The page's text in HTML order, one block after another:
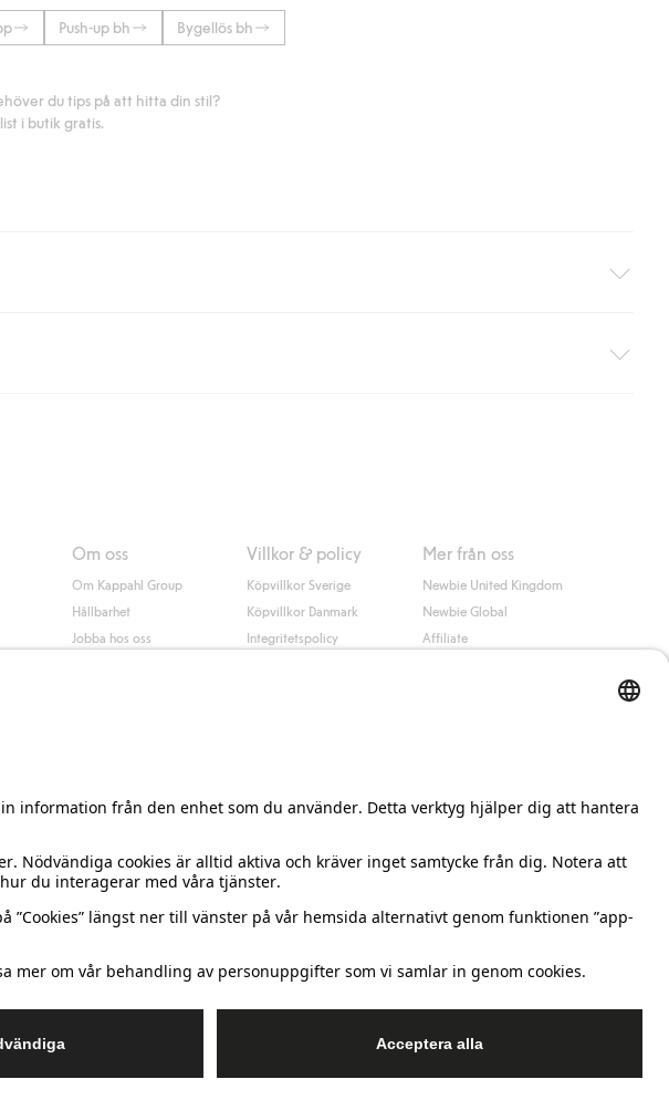
Push-up bh Bygellös bh
du tips på att hitta din stil?
i butik gratis.
eller paketbox (gäller ej hemleverans). Frakten tas bort per automatik efter du
Om oss
Om Kappahl Group
Hållbarhet
Jobba hos oss
Villkor & policy
Köpvillkor Sverige
Köpvillkor Danmark
Integritetspolicy
Mer från oss
Newbie United Kingdom
Newbie Global
Affiliate